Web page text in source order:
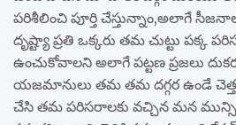
పరిశీలించి పూర్తి చేస్తున్నాం,అలాగే
దృష్ట్యా ప్రతి ఒక్కరు తమ చుట్టు పక్క
ఉంచుకోవాలని అలాగే పట్టణ ప్రజలు
యజమానులు తమ తమ దగ్గర ఉండే
చేసి తమ పరిసరాలకు వచ్చిన మన